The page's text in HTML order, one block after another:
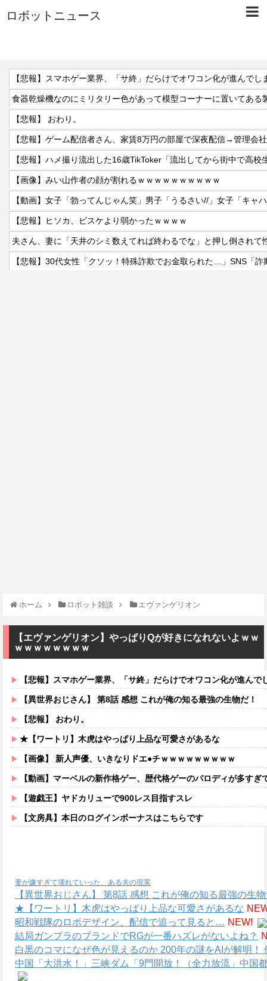
ロボットニュース
【悲報】スマホゲー業界、「サ終」だらけでオワコン化が進んでし
【悲報】 おわり。
【悲報】ハメ撮り流出した16歳TikToker「流出してから街中で高校
【画像】みい山作者の顔が割れるｗｗｗｗｗｗｗｗｗｗ
【悲報】ヒソカ、ビスケより弱かったｗｗｗｗ
ホーム ロボット雑談 エヴァンゲリオン
【エヴァンゲリオン】やっぱりQが好きになれないよｗｗ
ｗｗｗｗｗｗｗｗ
【悲報】スマホゲー業界、「サ終」だらけでオワコン化が進んで
【異世界おじさん】 第8話 感想 これが俺の知る最強の生物だ！
【悲報】 おわり。
★【ワートリ】木虎はやっぱり上品な可愛さがあるな
【画像】 新人声優、いきなりドエ●チｗｗｗｗｗｗｗｗｗ
【動画】マーベルの新作格ゲー、歴代格ゲーのパロディが多す
【遊戯王】ヤドカリューで900レス目指すスレ
【文房具】本日のログインボーナスはこちらです
妻が嫌すぎて壊れていった、ある夫の現実
【異世界おじさん】 第8話 感想 これが俺の知る最強の生
★【ワートリ】木虎はやっぱり上品な可愛さがあるな
昭和戦隊のロボデザイン、配信で追って見ると… NEW!
結局ガンプラのブランドでRGが一番ハズレがないよね？
白黒のコマになぜ色が見えるのか 200年の謎をAIが解明！
中国「大洪水！」三峡ダム「9門開放！（全力放流」中国